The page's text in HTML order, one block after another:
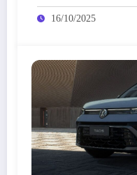
16/10/2025